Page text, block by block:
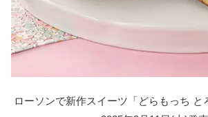
ローソンで新作スイーツ「どらもっち と